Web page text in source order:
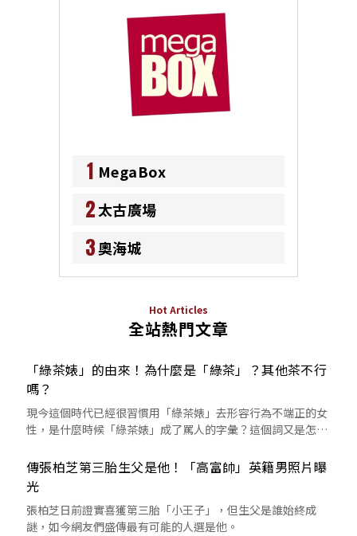
1 MegaBox
2太古廣場
3奧海城
Hot Articles
全站熱門文章
「綠茶婊」的由來！為什麼是「綠茶」？其他茶不行
嗎？
現今這個時代已經很習慣用「綠茶婊」去形容行為不端正的女
性，是什麼時候「綠茶婊」成了罵人的字彙？這個詞又是怎麼
傳張柏芝第三胎生父是他！「高富帥」英籍男照片曝
光
張柏芝日前證實喜獲第三胎「小王子」，但生父是誰始終成
謎，如今網友們盛傳最有可能的人選是他。